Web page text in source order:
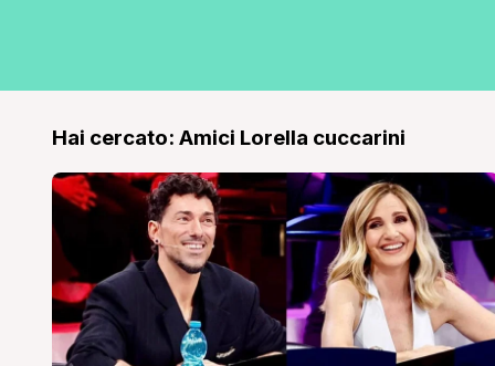
Hai cercato: Amici Lorella cuccarini